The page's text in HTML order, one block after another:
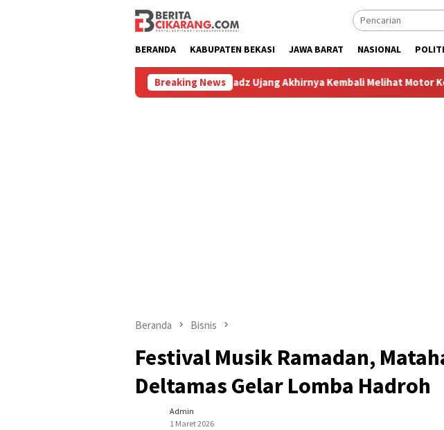
BERANDA KABUPATEN BEKASI JAWA BARAT NASIONAL
Breaking News
Hilang 5 Bulan, Ustadz Ujang Akhirnya Kembali Melihat Motor Kesayangannya
Beranda Bisnis
Festival Musik Ramadan,
Deltamas Gelar Lomba Hadroh
Admin
1 Maret 2026